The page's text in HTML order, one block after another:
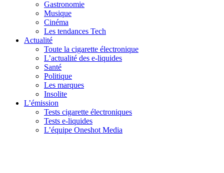
Gastronomie
Musique
Cinéma
Les tendances Tech
Actualité
Toute la cigarette électronique
L’actualité des e-liquides
Santé
Politique
Les marques
Insolite
L’émission
Tests cigarette électroniques
Tests e-liquides
L’équipe Oneshot Media